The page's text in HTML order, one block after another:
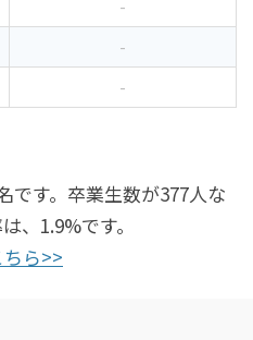
-
-
-
です。卒業生数が377人な
、1.9%です。
ら>>